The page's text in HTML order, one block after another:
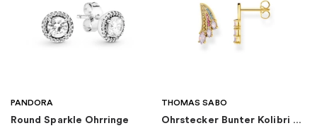
EAN: 7332822450910
Kategorie: Ohrringe
PANDORA
Round Sparkle Ohrringe
THOMAS SABO
Ohrstecker Bunter Kolibri Flügel Gold